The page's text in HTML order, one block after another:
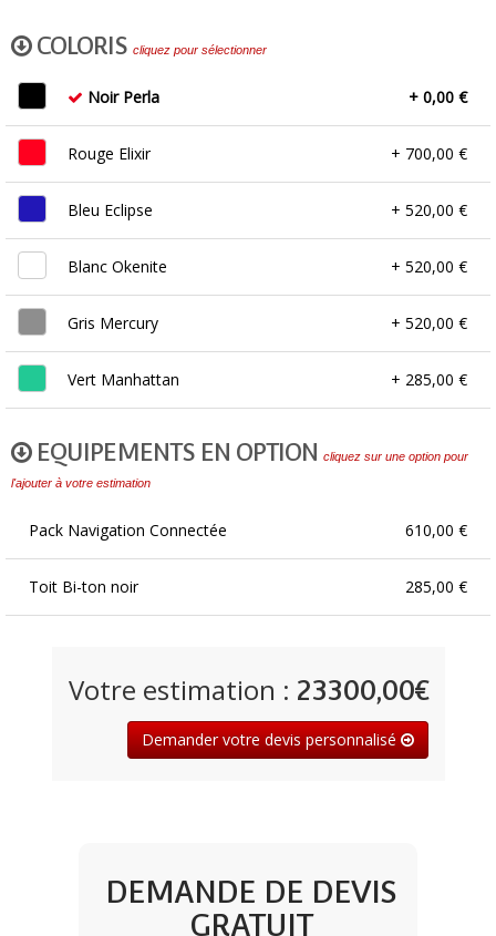
COLORIS cliquez pour sélectionner
Noir Perla + 0,00 €
Rouge Elixir + 700,00 €
Bleu Eclipse + 520,00 €
Blanc Okenite + 520,00 €
Gris Mercury + 520,00 €
Vert Manhattan + 285,00 €
EQUIPEMENTS EN OPTION cliquez sur une option pour
l'ajouter à votre estimation
Pack Navigation Connectée 610,00 €
Toit Bi-ton noir 285,00 €
Votre estimation : 23300,00€
Demander votre devis personnalisé
DEMANDE DE DEVIS
GRATUIT